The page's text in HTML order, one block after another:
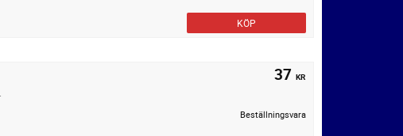
KÖP
37 KR
Beställningsvara